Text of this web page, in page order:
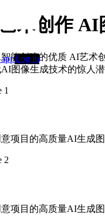
Log in
术创作 AI
能创建的优质 AI艺术
图像生成技术的惊人潜
项目的高质量AI生成图
项目的高质量AI生成图